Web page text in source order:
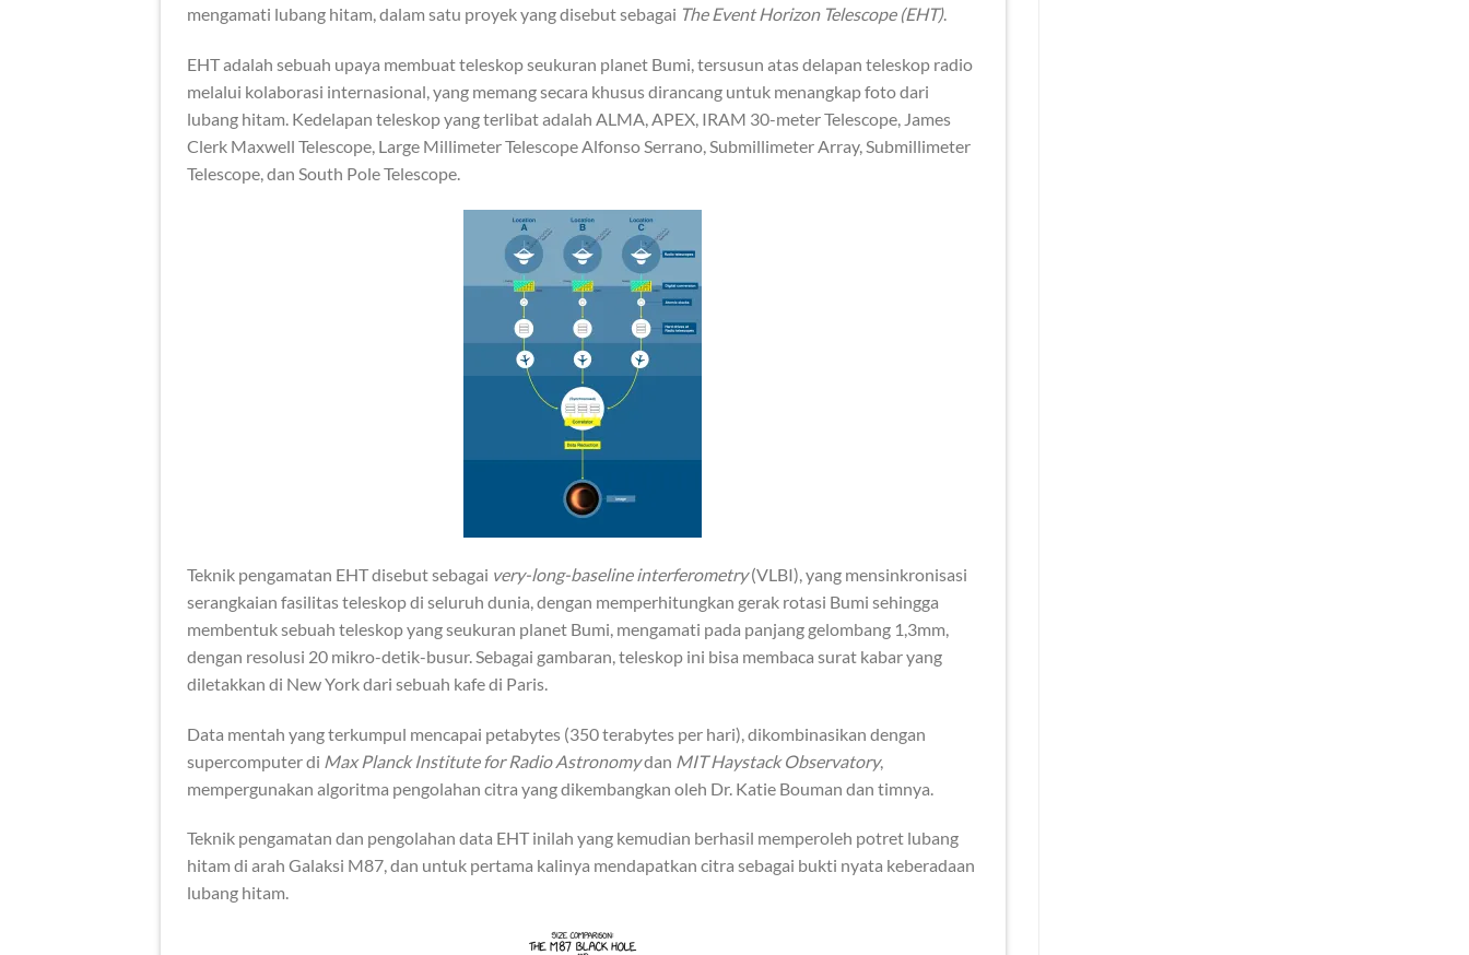
mengamati lubang hitam, dalam satu proyek yang disebut sebagai The Event Horizon Telescope (EHT).
EHT adalah sebuah upaya membuat teleskop seukuran planet Bumi, tersusun atas delapan teleskop radio
melalui kolaborasi internasional, yang memang secara khusus dirancang untuk menangkap foto dari
lubang hitam. Kedelapan teleskop yang terlibat adalah ALMA, APEX, IRAM 30-meter Telescope, James
Clerk Maxwell Telescope, Large Millimeter Telescope Alfonso Serrano, Submillimeter Array, Submillimeter
Telescope, dan South Pole Telescope.
Teknik pengamatan EHT disebut sebagai very-long-baseline interferometry(VLBI), yang mensinkronisasi
serangkaian fasilitas teleskop di seluruh dunia, dengan memperhitungkan gerak rotasi Bumi sehingga
membentuk sebuah teleskop yang seukuran planet Bumi, mengamati pada panjang gelombang 1,3mm,
dengan resolusi 20 mikro-detik-busur. Sebagai gambaran, teleskop ini bisa membaca surat kabar yang
diletakkan di New York dari sebuah kafe di Paris.
Data mentah yang terkumpul mencapai petabytes (350 terabytes per hari), dikombinasikan dengan
supercomputer di Max Planck Institute for Radio Astronomydan MIT Haystack Observatory,
mempergunakan algoritma pengolahan citra yang dikembangkan oleh Dr. Katie Bouman dan timnya.
Teknik pengamatan dan pengolahan data EHT inilah yang kemudian berhasil memperoleh potret lubang
hitam di arah Galaksi M87, dan untuk pertama kalinya mendapatkan citra sebagai bukti nyata keberadaan
lubang hitam.